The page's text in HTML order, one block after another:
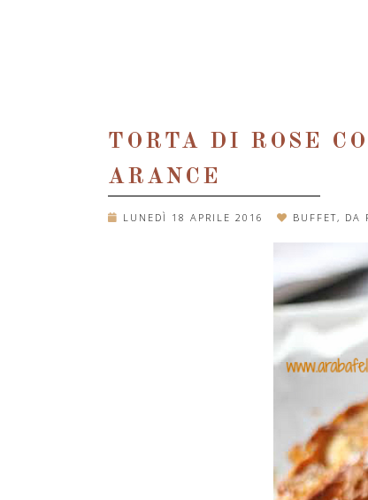
TORTA DI ROSE
ARANCE
LUNEDÌ 18 APRILE 2016 BUFFET, DA